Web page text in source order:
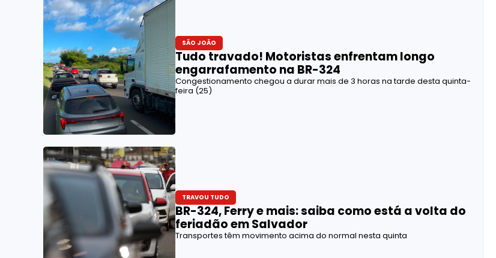
SÃO JOÃO
Tudo travado! Motoristas enfrentam longo
engarrafamento na BR-324
Congestionamento chegou a durar mais de 3 horas na tarde desta quinta-
feira (25)
TRAVOU TUDO
BR-324, Ferry e mais: saiba como está a volta do
feriadão em Salvador
Transportes têm movimento acima do normal nesta quinta